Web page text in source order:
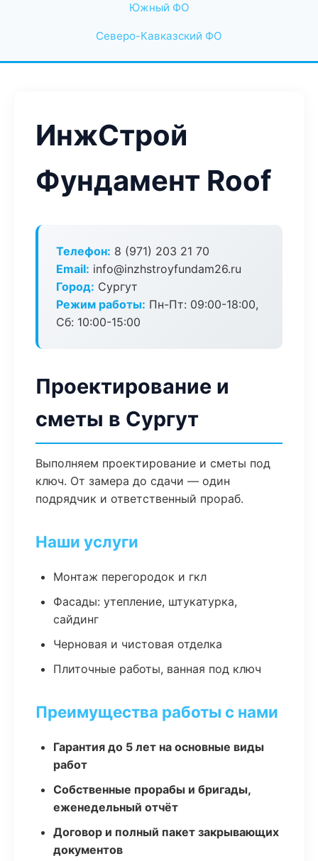
Южный ФО
Северо-Кавказский ФО
ИнжСтрой
Фундамент Roof
Телефон: 8 (971) 203 21 70
Email: info@inzhstroyfundam26.ru
Город: Сургут
Режим работы: Пн-Пт: 09:00-18:00,
Сб: 10:00-15:00
Проектирование и
сметы в Сургут
Выполняем проектирование и сметы под
ключ. От замера до сдачи — один
подрядчик и ответственный прораб.
Наши услуги
Монтаж перегородок и гкл
Фасады: утепление, штукатурка,
сайдинг
Черновая и чистовая отделка
Плиточные работы, ванная под ключ
Преимущества работы с нами
Гарантия до 5 лет на основные виды
работ
Собственные прорабы и бригады,
еженедельный отчёт
Договор и полный пакет закрывающих
документов